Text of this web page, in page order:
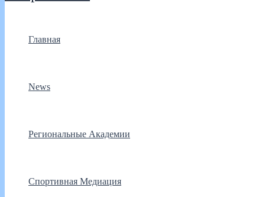
Главная
News
Региональные Академии
Спортивная Медиация